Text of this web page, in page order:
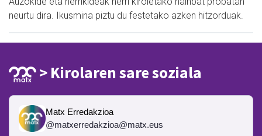
neurtu dira. Ikusmina piztu du festetako azken hitzorduak.
> Kirolaren sare soziala